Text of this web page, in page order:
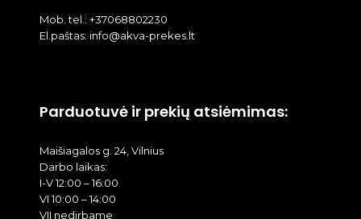
Mob. tel.: +37068802230
El.paštas: info@akva-prekes.lt
Parduotuvė ir prekių atsiėmimas:
Maišiagalos g. 24, Vilnius
Darbo laikas:
I-V 12:00 – 16:00
VI 10:00 – 14:00
VII nedirbame